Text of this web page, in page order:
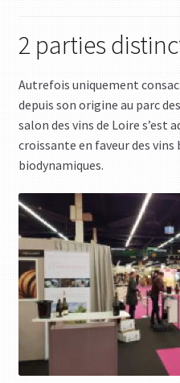
2 parties
Autrefois uniquement
depuis son origine au parc
salon des vins de Loire s’est
croissante en faveur des
biodynamiques.